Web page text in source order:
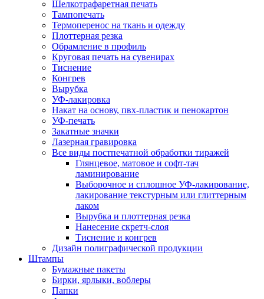
Шелкотрафаретная печать
Тампопечать
Термоперенос на ткань и одежду
Плоттерная резка
Обрамление в профиль
Круговая печать на сувенирах
Тиснение
Конгрев
Вырубка
УФ-лакировка
Накат на основу, пвх-пластик и пенокартон
УФ-печать
Закатные значки
Лазерная гравировка
Все виды постпечатной обработки тиражей
Глянцевое, матовое и софт-тач
ламинирование
Выборочное и сплошное УФ-лакирование,
лакирование текстурным или глиттерным
лаком
Вырубка и плоттерная резка
Нанесение скретч-слоя
Тиснение и конгрев
Дизайн полиграфической продукции
Штампы
Бумажные пакеты
Бирки, ярлыки, воблеры
Папки